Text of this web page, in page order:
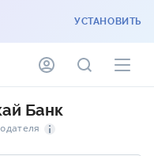
УСТАНОВИТЬ
Банк